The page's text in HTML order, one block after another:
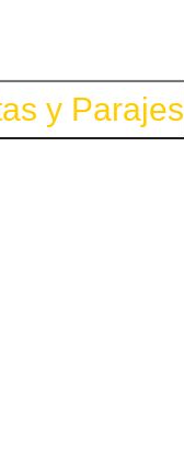
y Parajes